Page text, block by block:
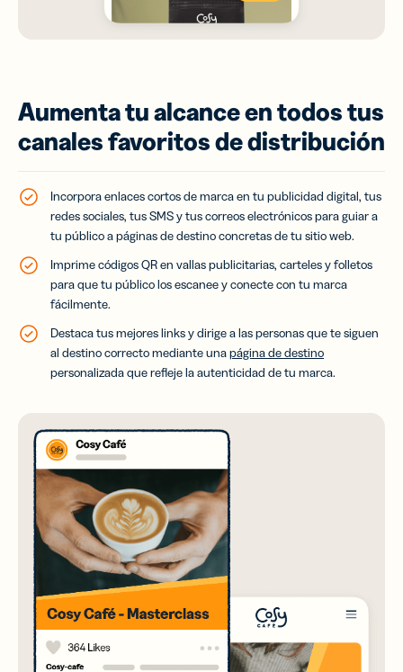
Aumenta tu alcance en todos tus
canales favoritos de distribución
Incorpora enlaces cortos de marca en tu publicidad digital, tus
redes sociales, tus SMS y tus correos electrónicos para guiar a
tu público a páginas de destino concretas de tu sitio web.
Imprime códigos QR en vallas publicitarias, carteles y folletos
para que tu público los escanee y conecte con tu marca
fácilmente.
Destaca tus mejores links y dirige a las personas que te siguen
al destino correcto mediante unapágina de destino
personalizada que refleje la autenticidad de tu marca.